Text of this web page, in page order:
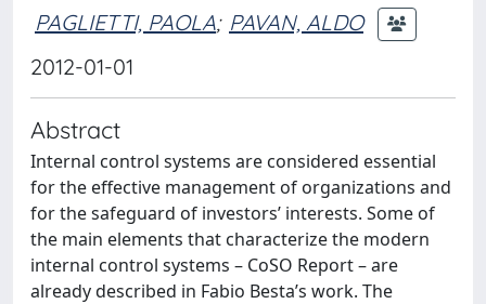
PAGLIETTI, PAOLA; PAVAN, ALDO
2012-01-01
Abstract
Internal control systems are considered essential
for the effective management of organizations and
for the safeguard of investors’ interests. Some of
the main elements that characterize the modern
internal control systems – CoSO Report – are
already described in Fabio Besta’s work. The